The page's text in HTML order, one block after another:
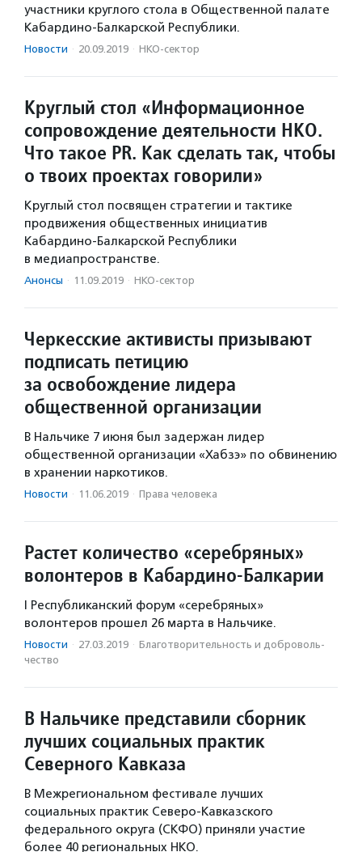
участники круглого стола в Общественной палате
Кабардино-Балкарской Республики.
Новости · 20.09.2019 · НКО-сектор
Круглый стол «Информационное
сопровождение деятельности НКО.
Что такое PR. Как сделать так, чтобы
о твоих проектах говорили»
Круглый стол посвящен стратегии и тактике
продвижения общественных инициатив
Кабардино-Балкарской Республики
в медиапространстве.
Анонсы · 11.09.2019 · НКО-сектор
Черкесские активисты призывают
подписать петицию
за освобождение лидера
общественной организации
В Нальчике 7 июня был задержан лидер
общественной организации «Хабзэ» по обвинению
в хранении наркотиков.
Новости · 11.06.2019 · Права человека
Растет количество «серебряных»
волонтеров в Кабардино-Балкарии
I Республиканский форум «серебряных»
волонтеров прошел 26 марта в Нальчике.
Новости · 27.03.2019 · Благотвори­тель­ность и доброволь­
чест­во
В Нальчике представили сборник
лучших социальных практик
Северного Кавказа
В Межрегиональном фестивале лучших
социальных практик Северо-Кавказского
федерального округа (СКФО) приняли участие
более 40 региональных НКО.